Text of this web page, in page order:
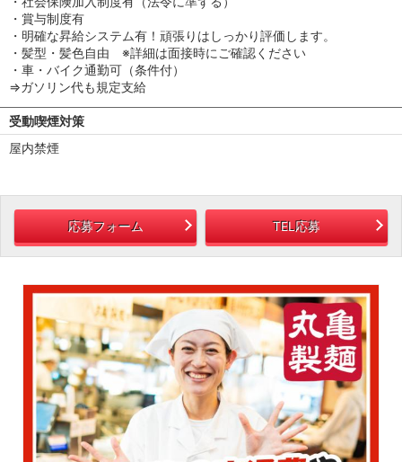
・賞与制度有
・明確な昇給システム有！頑張りはしっかり評価します。
・髪型・髪色自由 ※詳細は面接時にご確認ください
・車・バイク通勤可（条件付）
⇒ガソリン代も規定支給
受動喫煙対策
屋内禁煙
応募フォーム TEL応募